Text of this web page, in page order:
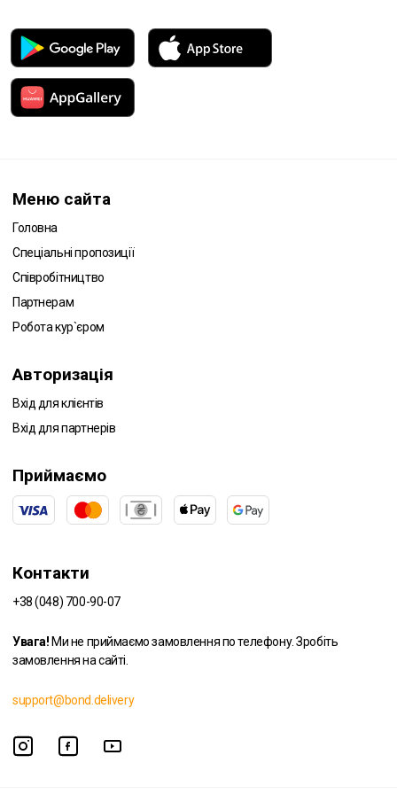
Меню сайта
Головна
Спеціальні пропозиції
Співробітництво
Партнерам
Робота кур`єром
Авторизація
Вхід для клієнтів
Вхід для партнерів
Приймаємо
Контакти
+38 (048) 700-90-07
Увага! Ми не приймаємо замовлення по телефону. Зробіть
замовлення на сайті.
support@bond.delivery